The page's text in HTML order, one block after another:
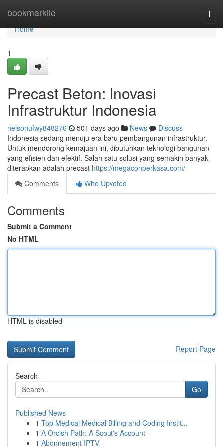
bookmarkilo
Home
Home
1
Precast Beton: Inovasi
Infrastruktur Indonesia
nelsonufwy848276 501 days ago News
Discuss
Indonesia sedang menuju era baru pembangunan infrastruktur.
Untuk mendorong kemajuan ini, dibutuhkan teknologi bangunan
yang efisien dan efektif. Salah satu solusi yang semakin banyak
diterapkan adalah precast https://megaconperkasa.com/
Comments
Who Upvoted
Comments
Submit a Comment
No HTML
HTML is disabled
Report Page
Search
Go
Published News
1 Top Medical Medical Billing and Coding Instit...
1 A Orcish Path: A Scout's Account
1 Abonnement IPTV